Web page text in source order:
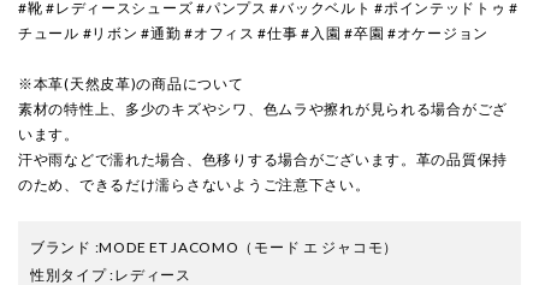
#靴 #レディースシューズ #パンプス #バックベルト #ポインテッドトゥ #
チュール #リボン #通勤 #オフィス #仕事 #入園 #卒園 #オケージョン
※本革(天然皮革)の商品について
素材の特性上、多少のキズやシワ、色ムラや擦れが見られる場合がござ
います。
汗や雨などで濡れた場合、色移りする場合がございます。革の品質保持
のため、できるだけ濡らさないようご注意下さい。
ブランド :MODE ET JACOMO （モード エ ジャコモ）
性別タイプ:レディース